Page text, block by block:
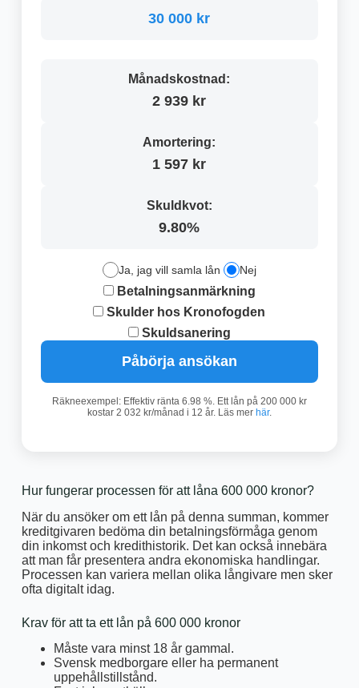
30 000 kr
Månadskostnad:
2 939 kr
Amortering:
1 597 kr
Skuldkvot:
9.80%
Ja, jag vill samla lån Nej
Betalningsanmärkning
Skulder hos Kronofogden
Skuldsanering
Påbörja ansökan
Räkneexempel: Effektiv ränta 6.98 %. Ett lån på 200 000 kr
kostar 2 032 kr/månad i 12 år. Läs mer här.
Hur fungerar processen för att låna 600 000 kronor?
När du ansöker om ett lån på denna summan, kommer
kreditgivaren bedöma din betalningsförmåga genom
din inkomst och kredithistorik. Det kan också innebära
att man får presentera andra ekonomiska handlingar.
Processen kan variera mellan olika långivare men sker
ofta digitalt idag.
Krav för att ta ett lån på 600 000 kronor
Måste vara minst 18 år gammal.
Svensk medborgare eller ha permanent
uppehållstillstånd.